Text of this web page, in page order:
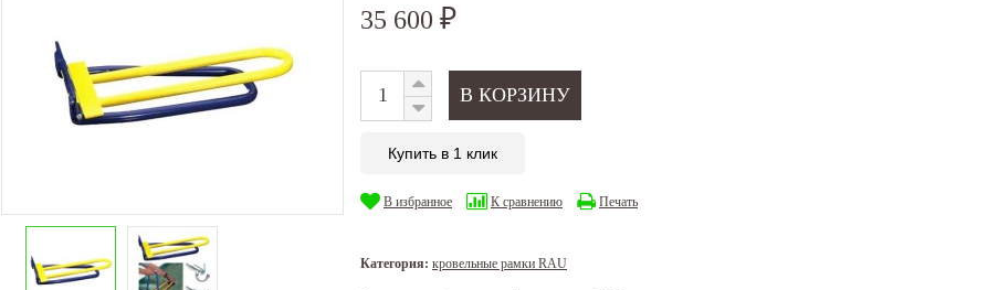
35 600 ₽
Купить в 1 клик
В избранное К сравнению Печать
Категория: кровельные рамки RAU